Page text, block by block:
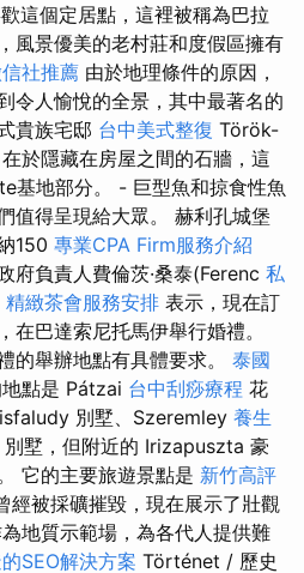
這個定居點，這裡被稱為巴拉
風景優美的老村莊和度假區擁有
社推薦 由於地理條件的原因，
令人愉悅的全景，其中最著名的
貴族宅邸 台中美式整復 Török-
在於隱藏在房屋之間的石牆，這
基地部分。 - 巨型魚和掠食性魚
值得呈現給大眾。 赫利孔城堡
150 專業CPA Firm服務介紹
府負責人費倫茨·桑泰(Ferenc 私
精緻茶會服務安排 表示，現在訂
在巴達索尼托馬伊舉行婚禮。
的舉辦地點有具體要求。 泰國
點是 Pátzai 台中刮痧療程 花
別墅、Szeremley 養生
墅，但附近的 Irizapuszta 豪
它的主要旅遊景點是 新竹高評
經被採礦摧毀，現在展示了壯觀
地質示範場，為各代人提供難
SEO解決方案 Történet / 歷史